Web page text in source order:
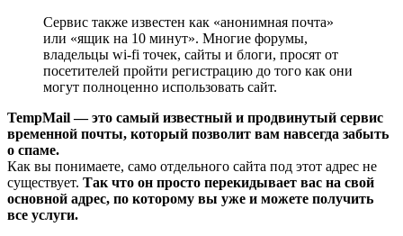
Сервис также известен как «анонимная почта»
или «ящик на 10 минут». Многие форумы,
владельцы wi-fi точек, сайты и блоги, просят от
посетителей пройти регистрацию до того как они
могут полноценно использовать сайт.
TempMail — это самый известный и продвинутый сервис
временной почты, который позволит вам навсегда забыть
о спаме.
Как вы понимаете, само отдельного сайта под этот адрес не
существует. Так что он просто перекидывает вас на свой
основной адрес, по которому вы уже и можете получить
все услуги.